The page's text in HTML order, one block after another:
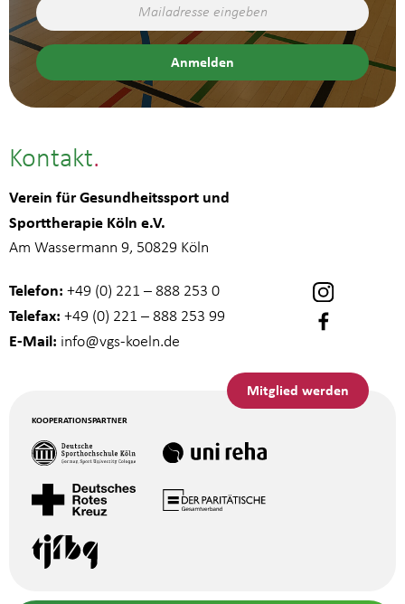
Kontakt
Verein für Gesundheitssport und
Sporttherapie Köln e.V.
Am Wassermann 9, 50829 Köln
Telefon: +49 (0) 221 – 888 253 0
Telefax: +49 (0) 221 – 888 253 99
E-Mail: info@vgs-koeln.de
Mitglied werden
KOOPERATIONSPARTNER